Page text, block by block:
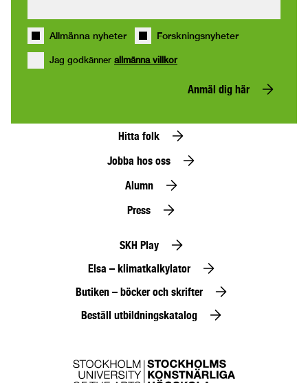
Allmänna nyheter Forskningsnyheter
Jag godkänner allmänna villkor
Anmäl dig här
Hitta folk
Jobba hos oss
Alumn
Press
SKH Play
Elsa – klimatkalkylator
Butiken – böcker och skrifter
Beställ utbildningskatalog